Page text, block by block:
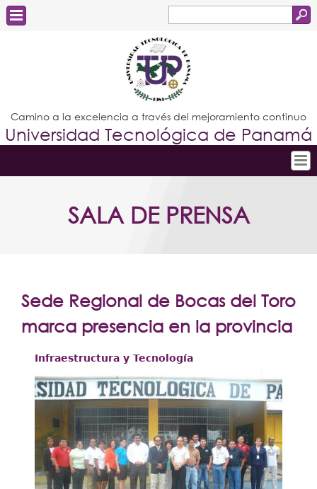
de
búsqueda
Estudiantes
Docentes
Administrativos
Graduados
Camino a la excelencia a través del mejoramiento continuo
Universidad Tecnológica de Panamá
Conoce la UTP
Postgrados
Extensión
Servicios
Internacional
Transparencia
SALA DE PRENSA
Sede Regional de Bocas del Toro
marca presencia en la provincia
Infraestructura y Tecnología